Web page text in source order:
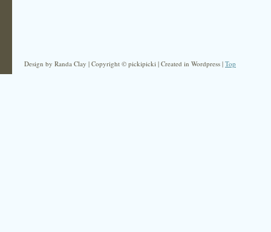
Design by Randa Clay | Copyright © pickipicki | Created in Wordpress | Top